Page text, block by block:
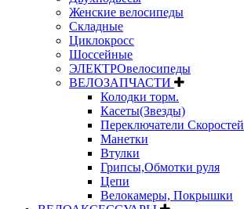
Женские велосипеды
Складные
Циклокросс
Шоссейные
ЭЛЕКТРОвелосипеды
ВЕЛОЗАПЧАСТИ
Колодки торм.
Касеты(Звезды)
Переключатели Скоростей
Манетки
Втулки
Грипсы,Обмотки руля
Цепи
Велокамеры, Покрышки